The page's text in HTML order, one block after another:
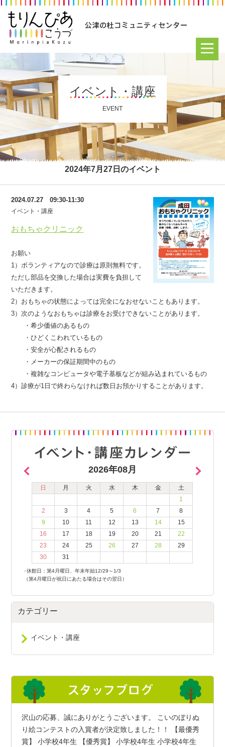
イベント・講座
EVENT
2024年7月27日のイベント
おもちゃクリニック
2024.07.27 09:30-11:30
イベント・講座
お願い
1）ボランティアなので診療は原則無料です。
ただし部品を交換した場合は実費を負担して
いただきます。
2）おもちゃの状態によっては完全になおせないこともあります。
3）次のようなおもちゃは診療をお受けできないことがあります。
・希少価値のあるもの
・ひどくこわれているもの
・安全が心配されるもの
・メーカーの保証期間中のもの
・複雑なコンピュータや電子基板などが組み込まれているもの
4）診療が1日で終わらなければ数日お預かりすることがあります。
2026年08月
日 月 火 水 木 金
土
1
2
3 4 5 6 7
8
9
10 11 12 13 14
15
16
17 18 19 20 21
22
23
24 25 26 27 28
29
30
31
●休館日：第4月曜日、年末年始12/29～1/3
（第4月曜日が祝日にあたる場合はその翌日）
カテゴリー
イベント・講座
沢山の応募、誠にありがとうございます。 こいのぼりぬ
り絵コンテストの入賞者が決定致しました！！ 【最優秀
賞】 小学校4年生 【優秀賞】 小学校4年生 小学校4年生